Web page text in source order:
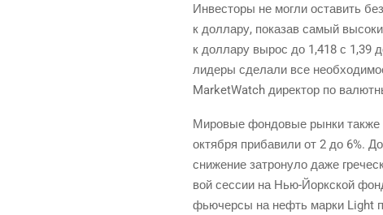
Инве­сто­ры не мог­ли оста­вить
к дол­ла­ру, пока­зав самый
к дол­ла­ру вырос до 1,418 с 1,39
лиде­ры сде­ла­ли все
MarketWatch дирек­тор по
Миро­вые фон­до­вые рын­ки так­же
октяб­ря при­ба­ви­ли от 2 до 6%.
сни­же­ние затро­ну­ло даже
вой сес­сии на Нью-Йорк­ской
фью­черсы на нефть мар­ки Light